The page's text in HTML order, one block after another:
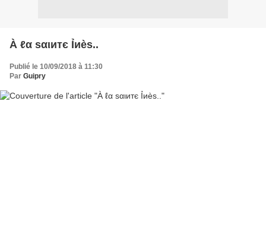
À ℓα ѕαιитє Ỉиèѕ..
Publié le 10/09/2018 à 11:30
Par Guipry